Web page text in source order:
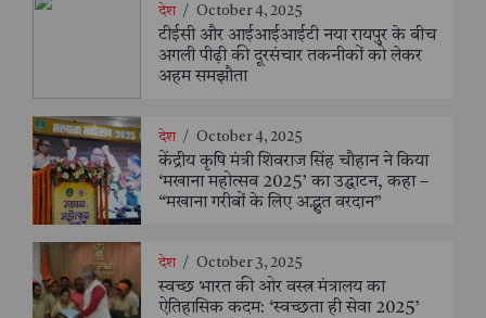
देश / October 4, 2025
टीईसी और आईआईआईटी नया रायपुर के बीच
अगली पीढ़ी की दूरसंचार तकनीकों को लेकर
अहम समझौता
देश / October 4, 2025
केंद्रीय कृषि मंत्री शिवराज सिंह चौहान ने किया
‘मखाना महोत्सव 2025’ का उद्घाटन, कहा –
“मखाना गरीबों के लिए अद्भुत वरदान”
देश / October 3, 2025
स्वच्छ भारत की ओर वस्त्र मंत्रालय का
ऐतिहासिक कदम: ‘स्वच्छता ही सेवा 2025’